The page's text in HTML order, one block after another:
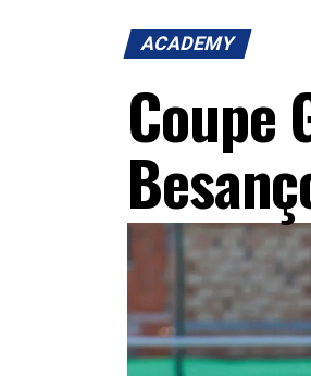
ACADEMY
Coupe